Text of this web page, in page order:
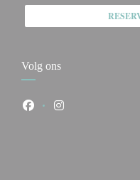
Volg ons
Facebook ((opent in een
Instagram ((opent